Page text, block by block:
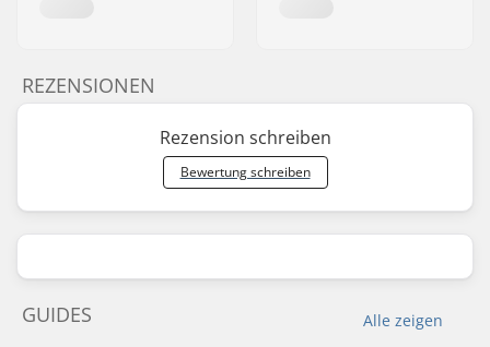
REZENSIONEN
Rezension schreiben
Bewertung schreiben
Alle zeigen
GUIDES